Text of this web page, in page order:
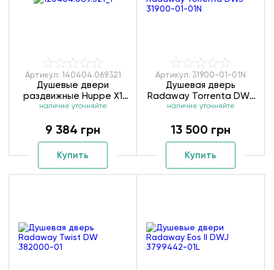
Артикул: 140404.069.321
Душевые двери
раздвижные Huppe X1
120404.069.321/140404.069.321
наличие уточняйте
9 384 грн
Купить
Артикул: 31900-01-01N
Душевая дверь
Radaway Torrenta DWJ
31900-01-01N
наличие уточняйте
13 500 грн
Купить